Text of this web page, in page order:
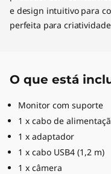
e design intuitivo para
perfeita para
O que está
Monitor com suporte
1 x cabo de
1 x adaptador
1 x cabo USB4 (1,2 m)
1 x câmera